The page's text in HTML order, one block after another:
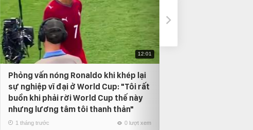
12:01
Phỏng vấn nóng Ronaldo khi khép lại
sự nghiệp vĩ đại ở World Cup: "Tôi rất
buồn khi phải rời World Cup thế này
nhưng lương tâm tôi thanh thản"
1 tháng trước 0 lượt xem